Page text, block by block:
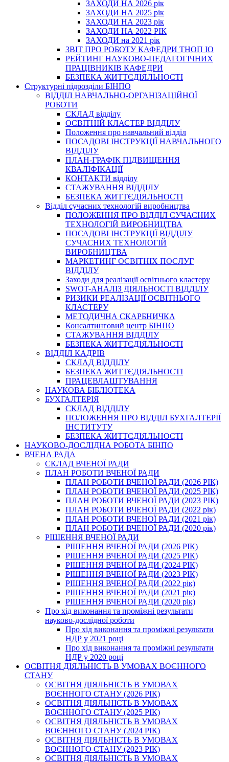
ЗАХОДИ НА 2026 рік
ЗАХОДИ НА 2025 рік
ЗАХОДИ НА 2023 рік
ЗАХОДИ НА 2022 РІК
ЗАХОДИ на 2021 рік
3BIT ПРО РОБОТУ КАФЕДРИ ТНОП ІО
РЕЙТИНГ НАУКОВО-ПЕДАГОГІЧНИХ
ПРАЦІВНИКІВ КАФЕДРИ
БЕЗПЕКА ЖИТТЄДІЯЛЬНОСТІ
Структурні підрозділи БІНПО
ВІДДІЛ НАВЧАЛЬНО-ОРГАНІЗАЦІЙНОЇ
РОБОТИ
СКЛАД відділу
ОСВІТНІЙ КЛАСТЕР ВІДДІЛУ
Положення про навчальний вiддiл
ПОСАДОВІ ІНСТРУКЦІЇ НАВЧАЛЬНОГО
ВІДДІЛУ
ПЛАН-ГРАФІК ПІДВИЩЕННЯ
КВАЛІФІКАЦІЇ
КОНТАКТИ відділу
СТАЖУВАННЯ ВІДДІЛУ
БЕЗПЕКА ЖИТТЄДІЯЛЬНОСТІ
Відділ сучасних технологій виробництва
ПОЛОЖЕННЯ ПРО ВІДДІЛ СУЧАСНИХ
ТЕХНОЛОГІЙ ВИРОБНИЦТВА
ПОСАДОВІ ІНСТРУКЦІЇ ВІДДІЛУ
СУЧАСНИХ ТЕХНОЛОГІЙ
ВИРОБНИЦТВА
МАРКЕТИНГ ОСВІТНІХ ПОСЛУГ
ВІДДІЛУ
Заходи для реалізації освітнього кластеру
SWOT-АНАЛІЗ ДІЯЛЬНОСТІ ВІДДІЛУ
РИЗИКИ РЕАЛІЗАЦІЇ ОСВІТНЬОГО
КЛАСТЕРУ
МЕТОДИЧНА СКАРБНИЧКА
Консалтинговий центр БІНПО
СТАЖУВАННЯ ВІДДІЛУ
БЕЗПЕКА ЖИТТЄДІЯЛЬНОСТІ
ВІДДІЛ КАДРІВ
СКЛАД ВІДДІЛУ
БЕЗПЕКА ЖИТТЄДІЯЛЬНОСТІ
ПРАЦЕВЛАШТУВАННЯ
НАУКОВА БІБЛІОТЕКА
БУХГАЛТЕРІЯ
СКЛАД ВІДДІЛУ
ПОЛОЖЕННЯ ПРО ВІДДІЛ БУХГАЛТЕРІЇ
ІНСТИТУТУ
БЕЗПЕКА ЖИТТЄДІЯЛЬНОСТІ
НАУКОВО-ДОСЛІДНА РОБОТА БІНПО
ВЧЕНА РАДА
СКЛАД ВЧЕНОЇ РАДИ
ПЛАН РОБОТИ ВЧЕНОЇ РАДИ
ПЛАН РОБОТИ ВЧЕНОЇ РАДИ (2026 РІК)
ПЛАН РОБОТИ ВЧЕНОЇ РАДИ (2025 РІК)
ПЛАН РОБОТИ ВЧЕНОЇ РАДИ (2023 РІК)
ПЛАН РОБОТИ ВЧЕНОЇ РАДИ (2022 рік)
ПЛАН РОБОТИ ВЧЕНОЇ РАДИ (2021 рік)
ПЛАН РОБОТИ ВЧЕНОЇ РАДИ (2020 рік)
РІШЕННЯ ВЧЕНОЇ РАДИ
РІШЕННЯ ВЧЕНОЇ РАДИ (2026 РІК)
РІШЕННЯ ВЧЕНОЇ РАДИ (2025 РІК)
РІШЕННЯ ВЧЕНОЇ РАДИ (2024 РІК)
РІШЕННЯ ВЧЕНОЇ РАДИ (2023 РІК)
РІШЕННЯ ВЧЕНОЇ РАДИ (2022 рік)
РІШЕННЯ ВЧЕНОЇ РАДИ (2021 рік)
РІШЕННЯ ВЧЕНОЇ РАДИ (2020 рік)
Про хід виконання та проміжні результати
науково-дослідної роботи
Про хід виконання та проміжні результати
НДР у 2021 році
Про хід виконання та проміжні результати
НДР у 2020 році
ОСВІТНЯ ДІЯЛЬНІСТЬ В УМОВАХ ВОЄННОГО
СТАНУ
ОСВІТНЯ ДІЯЛЬНІСТЬ В УМОВАХ
ВОЄННОГО СТАНУ (2026 РІК)
ОСВІТНЯ ДІЯЛЬНІСТЬ В УМОВАХ
ВОЄННОГО СТАНУ (2025 РІК)
ОСВІТНЯ ДІЯЛЬНІСТЬ В УМОВАХ
ВОЄННОГО СТАНУ (2024 РІК)
ОСВІТНЯ ДІЯЛЬНІСТЬ В УМОВАХ
ВОЄННОГО СТАНУ (2023 РІК)
ОСВІТНЯ ДІЯЛЬНІСТЬ В УМОВАХ